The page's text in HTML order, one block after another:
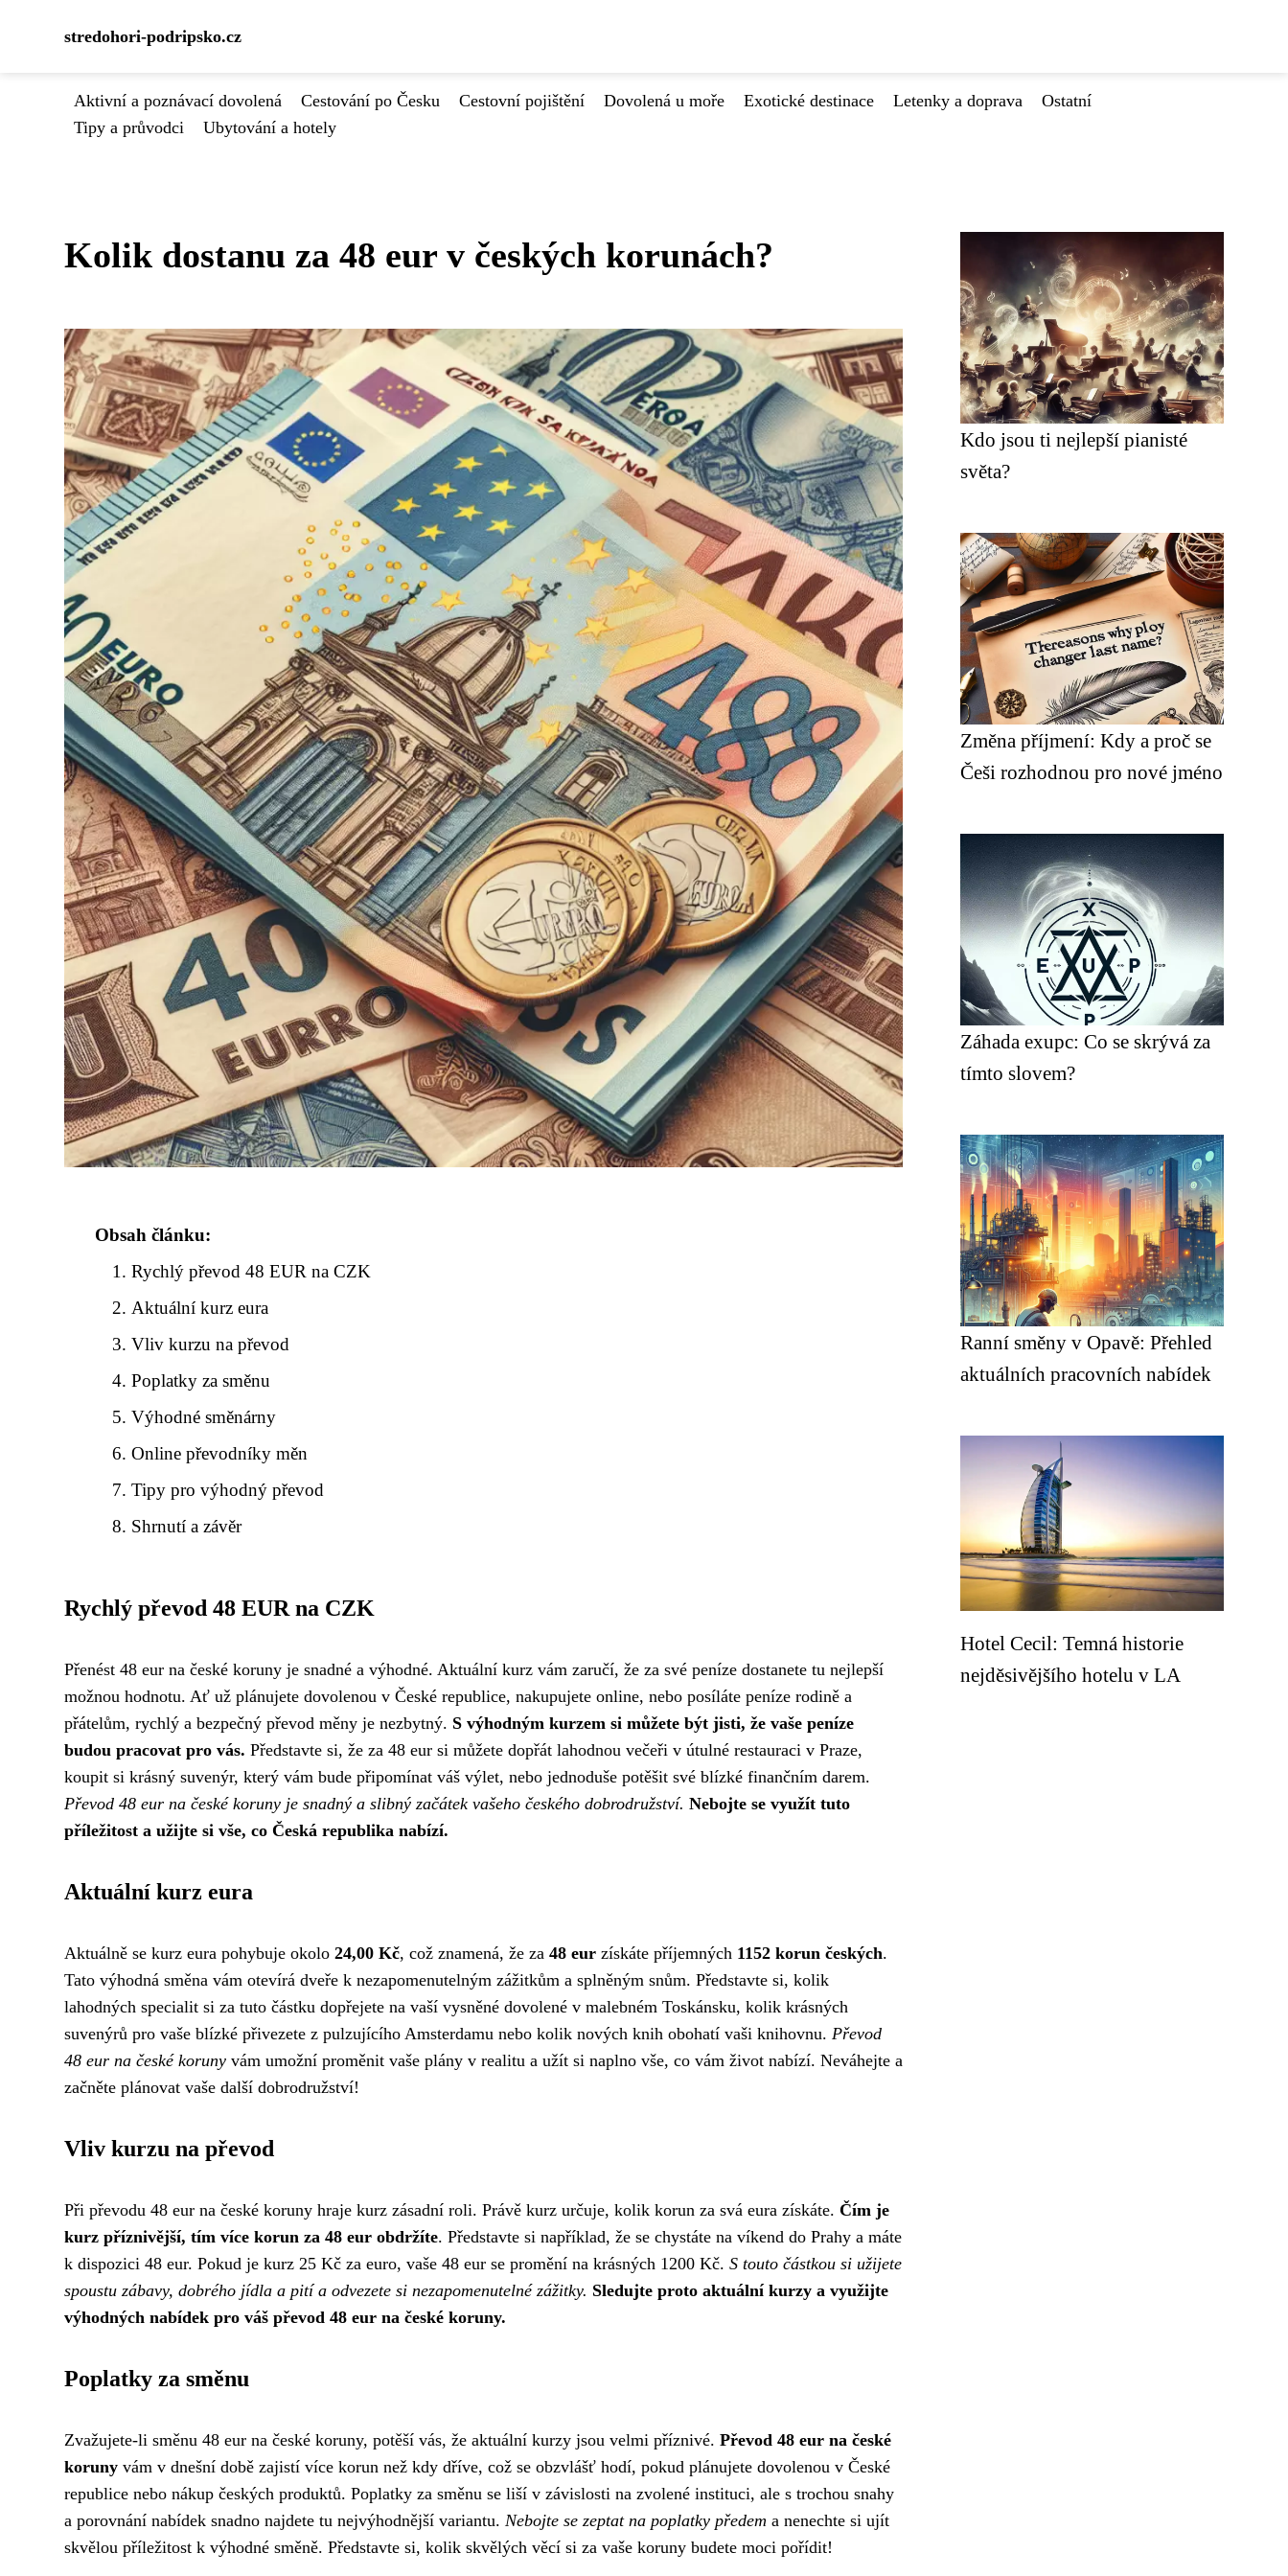
stredohori-podripsko.cz
Aktivní a poznávací dovolená Cestování po Česku Cestovní pojištění Dovolená u moře Exotické destinace Letenky a doprava
Ostatní
Tipy a průvodci
Ubytování a hotely
Kolik dostanu za 48 eur v českých korunách?
Obsah článku:
Rychlý převod 48 EUR na CZK
Aktuální kurz eura
Vliv kurzu na převod
Poplatky za směnu
Výhodné směnárny
Online převodníky měn
Tipy pro výhodný převod
Shrnutí a závěr
Rychlý převod 48 EUR na CZK
Přenést 48 eur na české koruny je snadné a výhodné. Aktuální kurz vám zaručí, že za své peníze dostanete tu nejlepší
možnou hodnotu. Ať už plánujete dovolenou v České republice, nakupujete online, nebo posíláte peníze rodině a
přátelům, rychlý a bezpečný převod měny je nezbytný. S výhodným kurzem si můžete být jisti, že vaše peníze
budou pracovat pro vás. Představte si, že za 48 eur si můžete dopřát lahodnou večeři v útulné restauraci v Praze,
koupit si krásný suvenýr, který vám bude připomínat váš výlet, nebo jednoduše potěšit své blízké finančním darem.
Převod 48 eur na české koruny je snadný a slibný začátek vašeho českého dobrodružství. Nebojte se využít tuto
příležitost a užijte si vše, co Česká republika nabízí.
Aktuální kurz eura
Aktuálně se kurz eura pohybuje okolo 24,00 Kč, což znamená, že za 48 eur získáte příjemných 1152 korun českých.
Tato výhodná směna vám otevírá dveře k nezapomenutelným zážitkům a splněným snům. Představte si, kolik
lahodných specialit si za tuto částku dopřejete na vaší vysněné dovolené v malebném Toskánsku, kolik krásných
suvenýrů pro vaše blízké přivezete z pulzujícího Amsterdamu nebo kolik nových knih obohatí vaši knihovnu. Převod
48 eur na české koruny vám umožní proměnit vaše plány v realitu a užít si naplno vše, co vám život nabízí. Neváhejte a
začněte plánovat vaše další dobrodružství!
Vliv kurzu na převod
Při převodu 48 eur na české koruny hraje kurz zásadní roli. Právě kurz určuje, kolik korun za svá eura získáte. Čím je
kurz příznivější, tím více korun za 48 eur obdržíte. Představte si například, že se chystáte na víkend do Prahy a máte
k dispozici 48 eur. Pokud je kurz 25 Kč za euro, vaše 48 eur se promění na krásných 1200 Kč. S touto částkou si užijete
spoustu zábavy, dobrého jídla a pití a odvezete si nezapomenutelné zážitky. Sledujte proto aktuální kurzy a využijte
výhodných nabídek pro váš převod 48 eur na české koruny.
Poplatky za směnu
Zvažujete-li směnu 48 eur na české koruny, potěší vás, že aktuální kurzy jsou velmi příznivé. Převod 48 eur na české
koruny vám v dnešní době zajistí více korun než kdy dříve, což se obzvlášť hodí, pokud plánujete dovolenou v České
republice nebo nákup českých produktů. Poplatky za směnu se liší v závislosti na zvolené instituci, ale s trochou snahy
a porovnání nabídek snadno najdete tu nejvýhodnější variantu. Nebojte se zeptat na poplatky předem a nenechte si ujít
skvělou příležitost k výhodné směně. Představte si, kolik skvělých věcí si za vaše koruny budete moci pořídit!
Kdo jsou ti nejlepší pianisté
světa?
Změna příjmení: Kdy a proč se
Češi rozhodnou pro nové jméno
Záhada exupc: Co se skrývá za
tímto slovem?
Ranní směny v Opavě: Přehled
aktuálních pracovních nabídek
Hotel Cecil: Temná historie
nejděsivějšího hotelu v LA